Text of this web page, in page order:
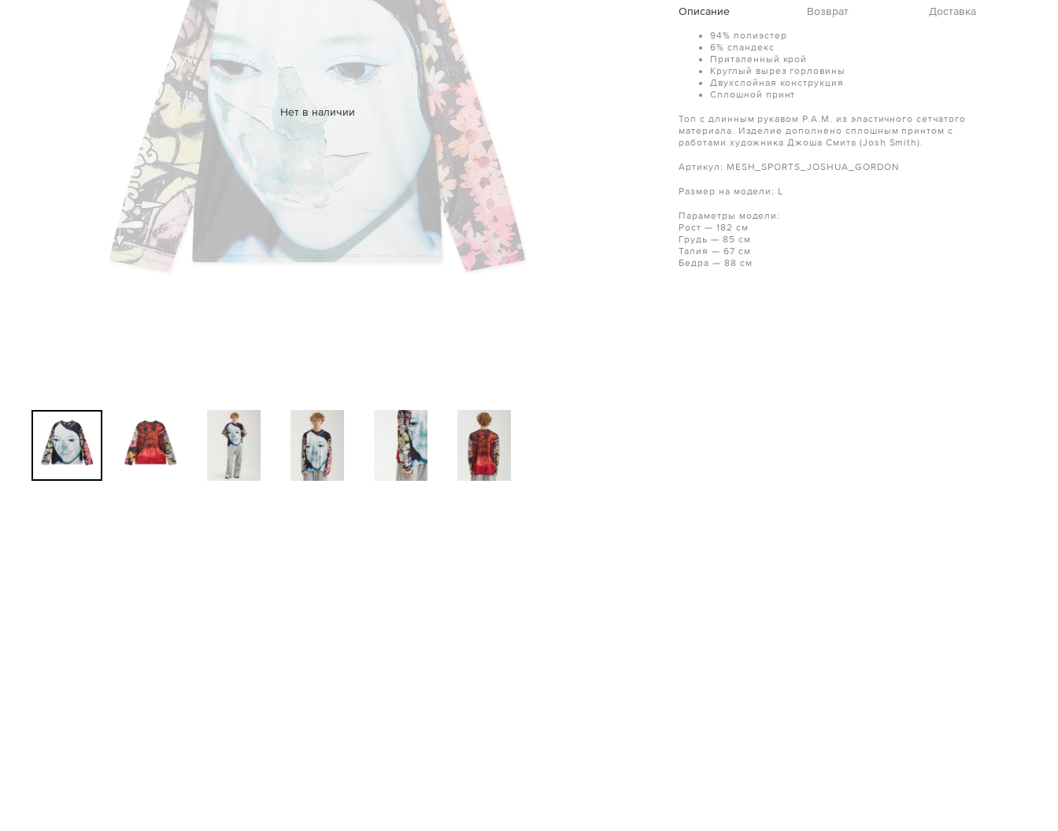
Нет в наличии
Описание Возврат Доставка
94% полиэстер
6% спандекс
Приталенный крой
Круглый вырез горловины
Двухслойная конструкция
Сплошной принт
Топ с длинным рукавом P.A.M. из эластичного сетчатого
материала. Изделие дополнено сплошным принтом с
работами художника Джоша Смита (Josh Smith).
Артикул: MESH_SPORTS_JOSHUA_GORDON
Размер на модели: L
Параметры модели:
Рост — 182 см
Грудь — 85 см
Талия — 67 см
Бедра — 88 см